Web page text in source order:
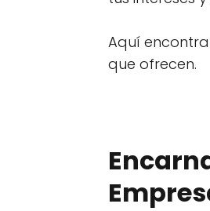
Aquí
que ofrecen.